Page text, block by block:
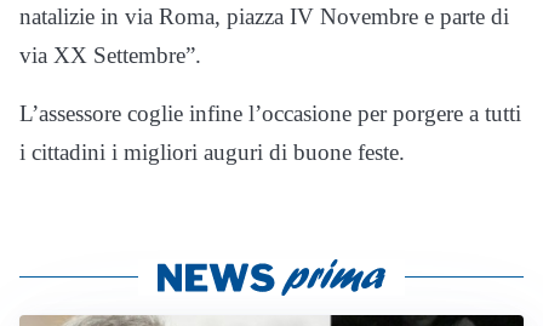
natalizie in via Roma, piazza IV Novembre e parte di
via XX Settembre”.
L’assessore coglie infine l’occasione per porgere a tutti
i cittadini i migliori auguri di buone feste.